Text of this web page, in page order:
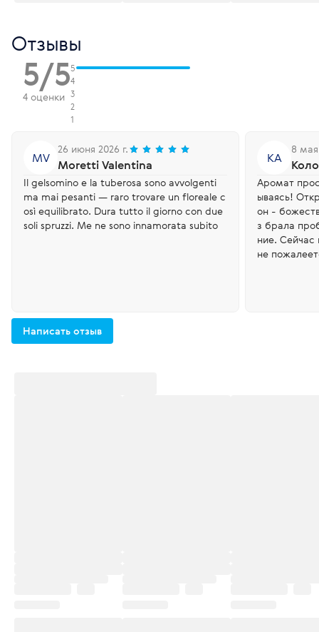
Отзывы
5/5
4 оценки
5
4
3
2
1
MV
26 июня 2026 г.
Moretti Valentina
Il gelsomino e la tuberosa sono avvolgenti
ma mai pesanti — raro trovare un floreale c
osì equilibrato. Dura tutto il giorno con due
soli spruzzi. Me ne sono innamorata subito
КА
8 мая
Аромат
ываясь!
он -
з брала
ние. Сейчас
не
Написать отзыв